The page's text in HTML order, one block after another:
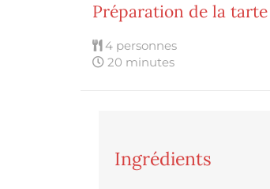
Préparation de la
4 personnes
20 minutes
Ingrédients